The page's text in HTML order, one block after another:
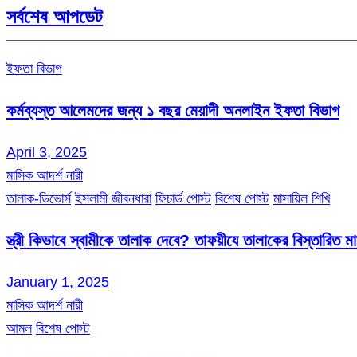
সর্বশেষ আপডেট
ইফতা বিভাগ
কর্মব্যস্ত আলেমদের জন্য ১ বছর মেয়াদী অনলাইন ইফতা বিভাগ
April 3, 2025
মাসিক আদর্শ নারী
তালাক-ডিভোর্স ইসলামী জীবনধারা ফিচার্ড পোস্ট বিশেষ পোস্ট মাসায়িল শিখি
স্ত্রী কিভাবে স্বামীকে তালাক দেবে? তাফয়ীযে তালাকের বিস্তারিত
January 1, 2025
মাসিক আদর্শ নারী
আমল বিশেষ পোস্ট